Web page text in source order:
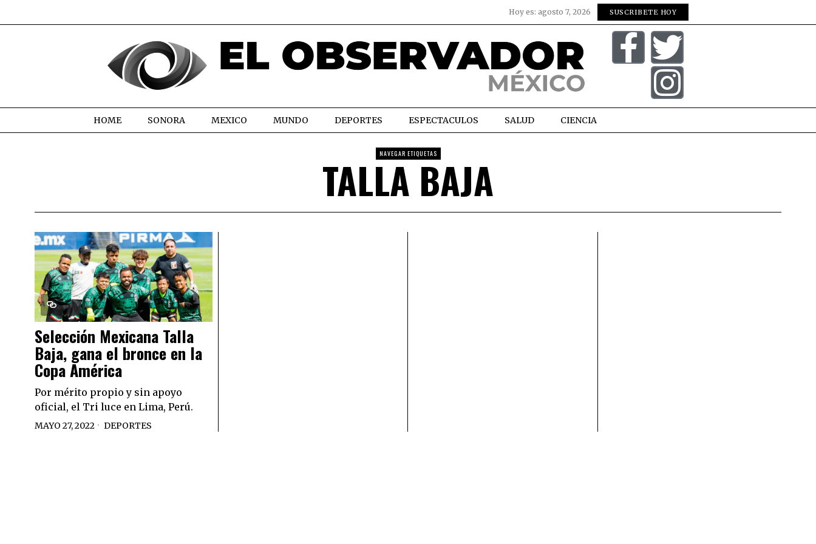
Hoy es: agosto 7, 2026 SUSCRIBETE HOY
HOME SONORA MEXICO MUNDO DEPORTES ESPECTACULOS SALUD CIENCIA
NAVEGAR ETIQUETAS
TALLA BAJA
Selección Mexicana Talla
Baja, gana el bronce en la
Copa América
Por mérito propio y sin apoyo
oficial, el Tri luce en Lima, Perú.
MAYO 27, 2022 DEPORTES